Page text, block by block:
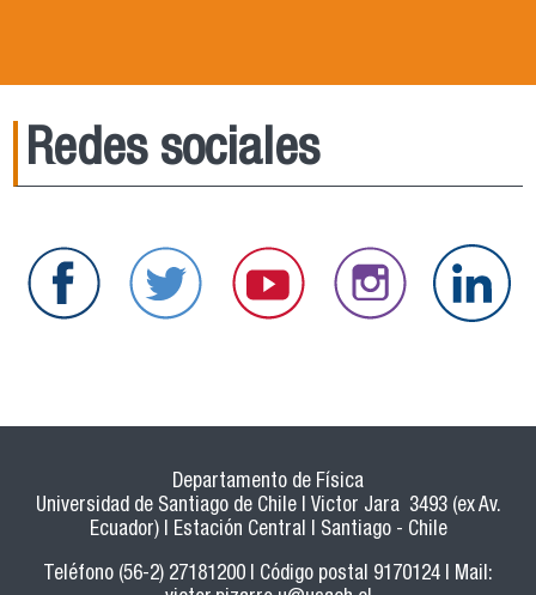
Redes sociales
Departamento de Física
Universidad de Santiago de Chile | Victor Jara 3493 (ex Av.
Ecuador) | Estación Central | Santiago - Chile
Teléfono (56-2) 27181200 | Código postal 9170124 | Mail: